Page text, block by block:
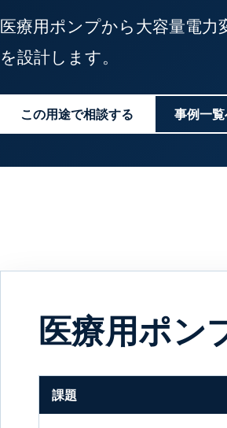
医療用ポンプから大容量電力
を設計します。
この用途で相談する 事例一
医療用ポン
課題